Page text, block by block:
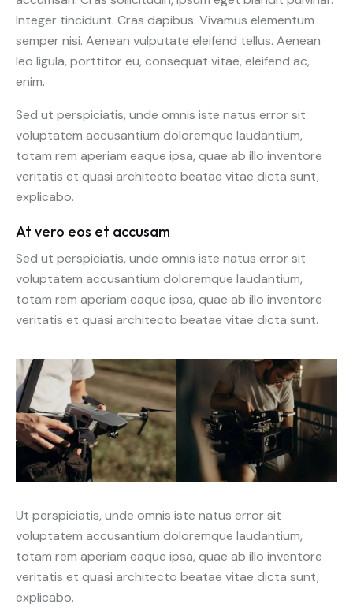
Integer tincidunt. Cras dapibus. Vivamus elementum
semper nisi. Aenean vulputate eleifend tellus. Aenean
leo ligula, porttitor eu, consequat vitae, eleifend ac,
enim.
Sed ut perspiciatis, unde omnis iste natus error sit
voluptatem accusantium doloremque laudantium,
totam rem aperiam eaque ipsa, quae ab illo inventore
veritatis et quasi architecto beatae vitae dicta sunt,
explicabo.
At vero eos et accusam
Sed ut perspiciatis, unde omnis iste natus error sit
voluptatem accusantium doloremque laudantium,
totam rem aperiam eaque ipsa, quae ab illo inventore
veritatis et quasi architecto beatae vitae dicta sunt.
Ut perspiciatis, unde omnis iste natus error sit
voluptatem accusantium doloremque laudantium,
totam rem aperiam eaque ipsa, quae ab illo inventore
veritatis et quasi architecto beatae vitae dicta sunt,
explicabo.